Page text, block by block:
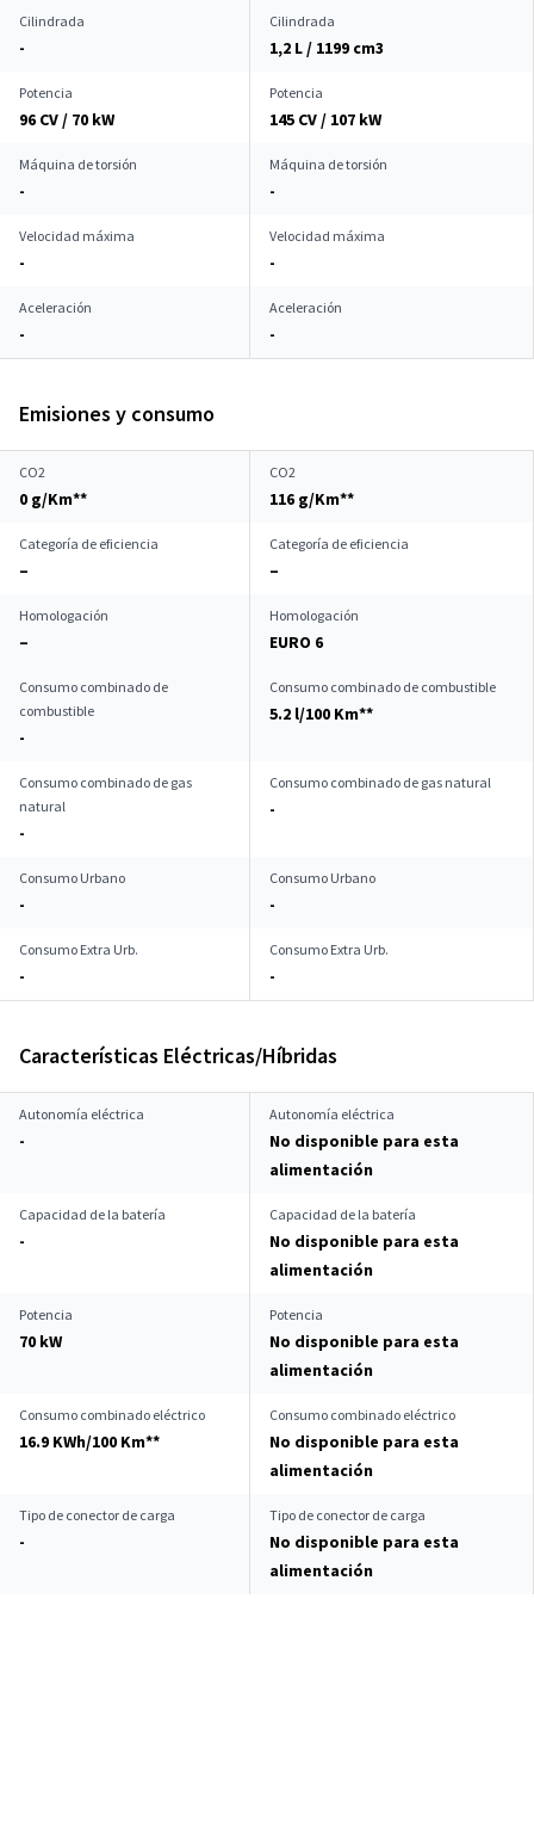
Cilindrada
-
Cilindrada
1,2 L / 1199 cm3
Potencia
96 CV / 70 kW
Potencia
145 CV / 107 kW
Máquina de torsión
-
Máquina de torsión
-
Velocidad máxima
-
Velocidad máxima
-
Aceleración
-
Aceleración
-
Emisiones y consumo
CO2
0 g/Km**
CO2
116 g/Km**
Categoría de eficiencia
–
Categoría de eficiencia
–
Homologación
–
Homologación
EURO 6
Consumo combinado de
combustible
-
Consumo combinado de combustible
5.2 l/100 Km**
Consumo combinado de gas
natural
-
Consumo combinado de gas natural
-
Consumo Urbano
-
Consumo Urbano
-
Consumo Extra Urb.
-
Consumo Extra Urb.
-
Características Eléctricas/Híbridas
Autonomía eléctrica
-
Autonomía eléctrica
No disponible para esta
alimentación
Capacidad de la batería
-
Capacidad de la batería
No disponible para esta
alimentación
Potencia
70 kW
Potencia
No disponible para esta
alimentación
Consumo combinado eléctrico
16.9 KWh/100 Km**
Consumo combinado eléctrico
No disponible para esta
alimentación
Tipo de conector de carga
-
Tipo de conector de carga
No disponible para esta
alimentación